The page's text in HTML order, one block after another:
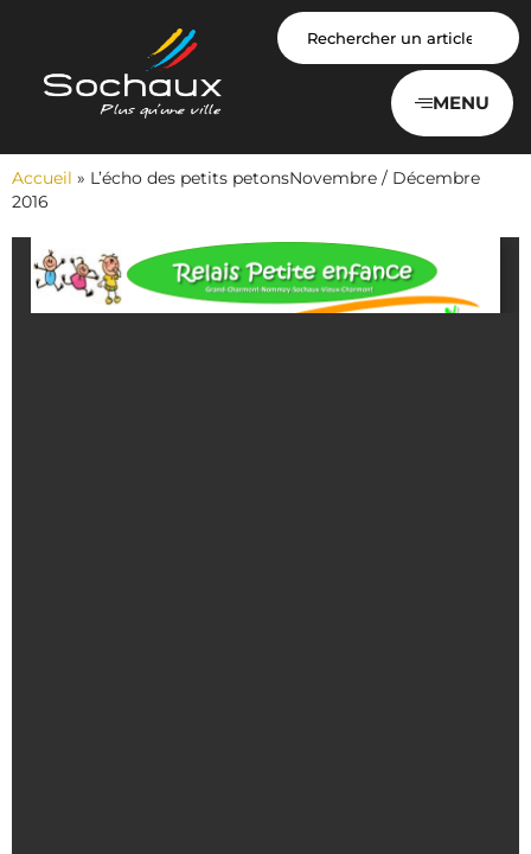
MENU
Accueil » L’écho des petits petonsNovembre / Décembre
2016
Panneau de gestion des cookies